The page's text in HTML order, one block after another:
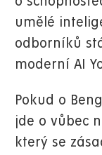
umělé
odborníků
moderní AI
Pokud o
jde o vůbec
který se